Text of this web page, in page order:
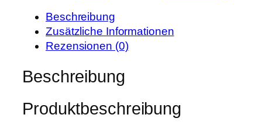
r
e
i
w
r
:
s
t
:
3
0
9
G
E
Beschreibung
Zusätzliche Informationen
Rezensionen (0)
Beschreibung
Produktbeschreibung